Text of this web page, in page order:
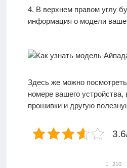
В верхнем правом углу
информация о модели
Здесь же можно
номере вашего
прошивки и другую
210